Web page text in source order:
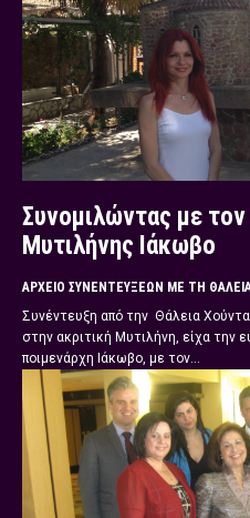
Συνομιλώντας με
Μυτιλήνης Ιάκωβο
ΑΡΧΕΊΟ ΣΥΝΕΝΤΕΎΞΕΩΝ ΜΕ ΤΗ
Συνέντευξη από την Θάλεια
στην ακριτική Μυτιλήνη, είχα την
ποιμενάρχη Ιάκωβο, με τον...